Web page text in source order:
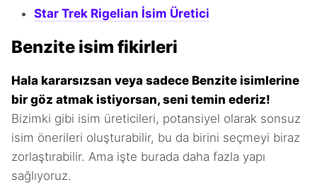
Star Trek Rigelian İsim Üretici
Benzite isim fikirleri
Hala kararsızsan veya sadece Benzite isimlerine
bir göz atmak istiyorsan, seni temin ederiz!
Bizimki gibi isim üreticileri, potansiyel olarak sonsuz
isim önerileri oluşturabilir, bu da birini seçmeyi biraz
zorlaştırabilir. Ama işte burada daha fazla yapı
sağlıyoruz.